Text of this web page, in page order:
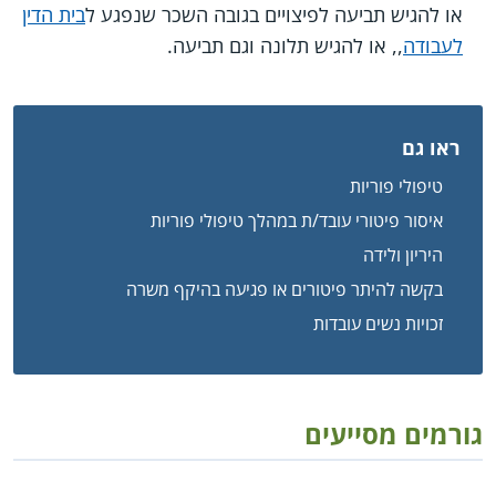
או להגיש תביעה לפיצויים בגובה השכר שנפגע לבית הדין
לעבודה,, או להגיש תלונה וגם תביעה.
ראו גם
טיפולי פוריות
איסור פיטורי עובד/ת במהלך טיפולי פוריות
היריון ולידה
בקשה להיתר פיטורים או פגיעה בהיקף משרה
זכויות נשים עובדות
גורמים מסייעים